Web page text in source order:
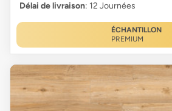
Délai de livraison: 12 Journées
ÉCHANTILLON
PREMIUM